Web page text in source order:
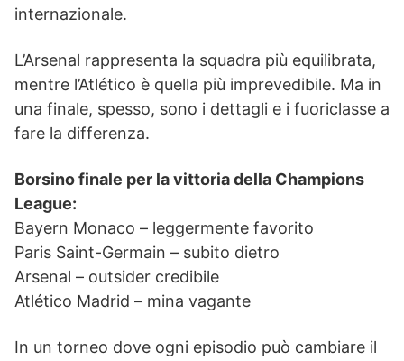
internazionale.
L’Arsenal rappresenta la squadra più equilibrata,
mentre l’Atlético è quella più imprevedibile. Ma in
una finale, spesso, sono i dettagli e i fuoriclasse a
fare la differenza.
Borsino finale per la vittoria della Champions
League:
Bayern Monaco – leggermente favorito
Paris Saint-Germain – subito dietro
Arsenal – outsider credibile
Atlético Madrid – mina vagante
In un torneo dove ogni episodio può cambiare il